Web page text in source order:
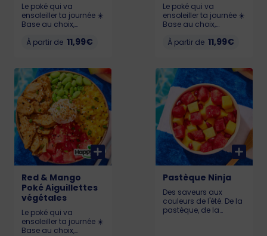
Le poké qui va
ensoleiller ta journée ☀️
Base au choix,
de mangue 🥭,
Allergènes : Lait,
gluten, soja, œufs,
sésame KCAL : LIL :
574 - MED : 768 - BIG :
1041
À partir de 11,99€
Le poké qui va
ensoleiller ta journée ☀️
Base au choix,
de mangue 🥭,
Allergènes : Lait,
sésame, gluten, soja
KCAL : LIL : 567 - MED :
695 - BIG : 928
À partir de 11,99€
Red & Mango
Poké Aiguillettes
végétales
Le poké qui va
ensoleiller ta journée ☀️
Base au choix,
Pastèque Ninja
Des saveurs aux
couleurs de l'été. De la
pastèque, de la